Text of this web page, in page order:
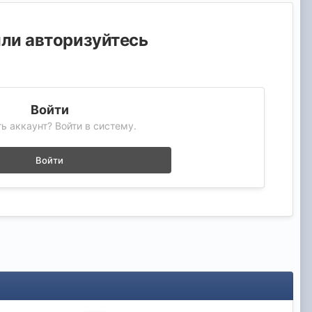
авторизуйтесь
Войти
аккаунт? Войти в систему.
Войти